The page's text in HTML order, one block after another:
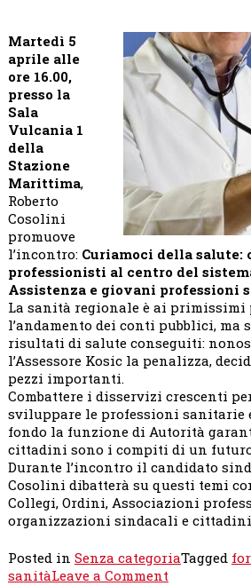
del
sistema
sanitario”
Cosolini:«La
sanità
triestina
mortificata
riforma
regionale
scellerata»
Martedì 5
aprile alle
ore 16.00,
presso la
Sala
Vulcania 1
della
Stazione
Marittima,
Roberto
Cosolini
promuove
l’incontro: Curiamoci della
professionisti al centro del
Assistenza e giovani professioni
La sanità regionale è ai primissimi
l’andamento dei conti pubblici, ma
risultati di salute conseguiti:
l’Assessore Kosic la penalizza,
pezzi importanti.
Combattere i disservizi crescenti
sviluppare le professioni sanitarie
fondo la funzione di Autorità
cittadini sono i compiti di un
Durante l’incontro il candidato
Cosolini dibatterà su questi temi
Collegi, Ordini, Associazioni
organizzazioni sindacali e
Posted in Senza categoriaTagged
sanitàLeave a Commenton